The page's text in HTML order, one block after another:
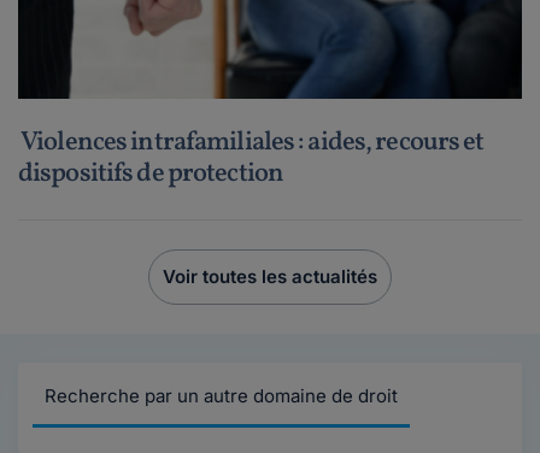
Violences intrafamiliales : aides, recours et
dispositifs de protection
Voir toutes les actualités
Recherche par un autre domaine de droit